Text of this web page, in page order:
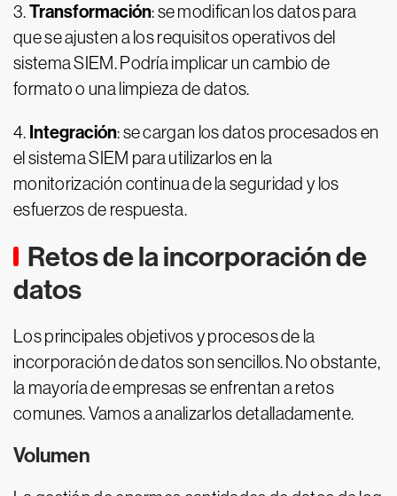
3.Transformación: se modifican los datos para
que se ajusten a los requisitos operativos del
sistema SIEM. Podría implicar un cambio de
formato o una limpieza de datos.
4. Integración: se cargan los datos procesados en
el sistema SIEM para utilizarlos en la
monitorización continua de la seguridad y los
esfuerzos de respuesta.
Retos de la incorporación de
datos
Los principales objetivos y procesos de la
incorporación de datos son sencillos. No obstante,
la mayoría de empresas se enfrentan a retos
comunes. Vamos a analizarlos detalladamente.
Volumen